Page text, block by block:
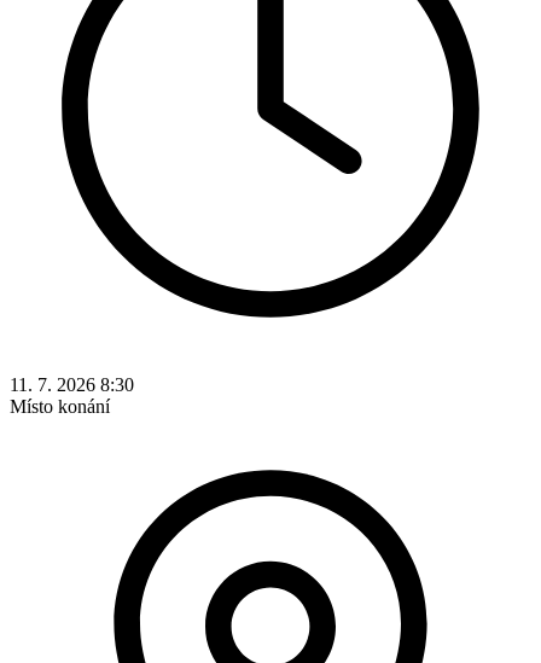
11. 7. 2026 8:30
Místo konání